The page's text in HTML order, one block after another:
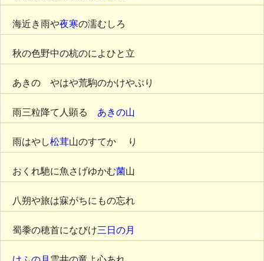
海近き雨や夜寒の濡むしろ
秋の色野中の杭のによひと立
あきのゝやはや荒駒のかけやぶり
雨三粒降て人顕るゝ あきの山
雨はやし松茸山のすてか ゞり
おくれ馳に魚さげゆかむ菌山
八朔や旅は寐がちにもの忘れ
蜀黍の穂首になびけ三日の月